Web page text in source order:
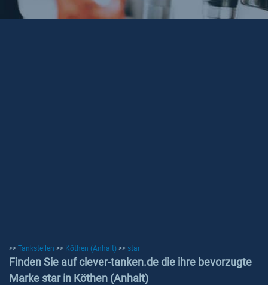
>> Tankstellen >> Köthen (Anhalt) >> star
Finden Sie auf clever-tanken.de die ihre bevorzugte
Marke star in Köthen (Anhalt)